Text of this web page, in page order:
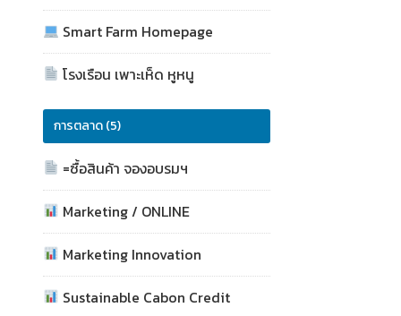
Smart Farm Homepage
โรงเรือน เพาะเห็ด หูหนู
การตลาด (5)
=ซื้อสินค้า จองอบรมฯ
Marketing / ONLINE
Marketing Innovation
Sustainable Cabon Credit